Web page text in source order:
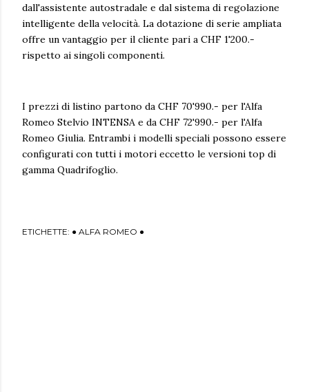
dall'assistente autostradale e dal sistema di regolazione
intelligente della velocità. La dotazione di serie ampliata
offre un vantaggio per il cliente pari a CHF 1'200.-
rispetto ai singoli componenti.
I prezzi di listino partono da CHF 70'990.- per l'Alfa
Romeo Stelvio INTENSA e da CHF 72'990.- per l'Alfa
Romeo Giulia. Entrambi i modelli speciali possono essere
configurati con tutti i motori eccetto le versioni top di
gamma Quadrifoglio.
ETICHETTE: ● ALFA ROMEO ●